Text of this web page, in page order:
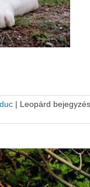
| Leopárd